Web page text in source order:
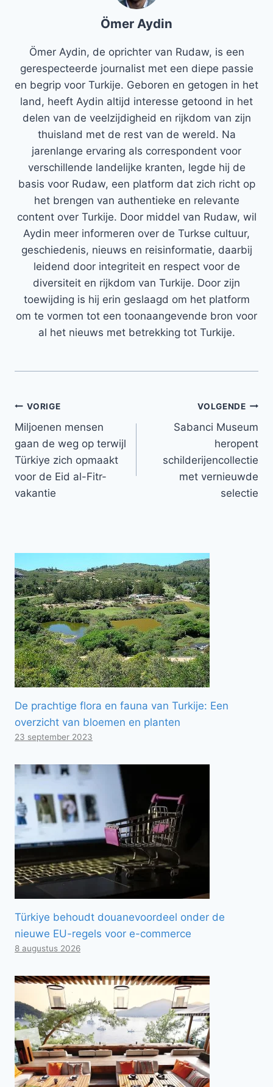
Ömer Aydin
Ömer Aydin, de oprichter van Rudaw, is een
gerespecteerde journalist met een diepe passie
en begrip voor Turkije. Geboren en getogen in het
land, heeft Aydin altijd interesse getoond in het
delen van de veelzijdigheid en rijkdom van zijn
thuisland met de rest van de wereld. Na
jarenlange ervaring als correspondent voor
verschillende landelijke kranten, legde hij de
basis voor Rudaw, een platform dat zich richt op
het brengen van authentieke en relevante
content over Turkije. Door middel van Rudaw, wil
Aydin meer informeren over de Turkse cultuur,
geschiedenis, nieuws en reisinformatie, daarbij
leidend door integriteit en respect voor de
diversiteit en rijkdom van Turkije. Door zijn
toewijding is hij erin geslaagd om het platform
om te vormen tot een toonaangevende bron voor
al het nieuws met betrekking tot Turkije.
Bericht
navigatie
VORIGE
Miljoenen mensen
gaan de weg op terwijl
Türkiye zich opmaakt
voor de Eid al-Fitr-
vakantie
VOLGENDE
Sabanci Museum
heropent
schilderijencollectie
met vernieuwde
selectie
De prachtige flora en fauna van Turkije: Een
overzicht van bloemen en planten
23 september 2023
Türkiye behoudt douanevoordeel onder de
nieuwe EU-regels voor e-commerce
8 augustus 2026